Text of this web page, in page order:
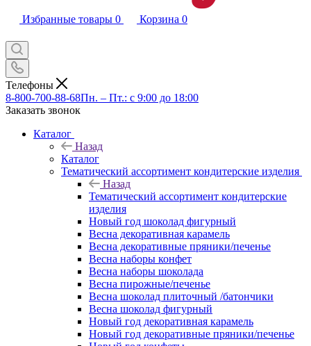
Избранные товары 0 Корзина 0
Телефоны
8-800-700-88-68Пн. – Пт.: с 9:00 до 18:00
Заказать звонок
Каталог
Назад
Каталог
Тематический ассортимент кондитерские изделия
Назад
Тематический ассортимент кондитерские
изделия
Новый год шоколад фигурный
Весна декоративная карамель
Весна декоративные пряники/печенье
Весна наборы конфет
Весна наборы шоколада
Весна пирожные/печенье
Весна шоколад плиточный /батончики
Весна шоколад фигурный
Новый год декоративная карамель
Новый год декоративные пряники/печенье